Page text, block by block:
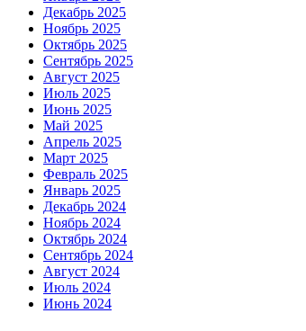
Декабрь 2025
Ноябрь 2025
Октябрь 2025
Сентябрь 2025
Август 2025
Июль 2025
Июнь 2025
Май 2025
Апрель 2025
Март 2025
Февраль 2025
Январь 2025
Декабрь 2024
Ноябрь 2024
Октябрь 2024
Сентябрь 2024
Август 2024
Июль 2024
Июнь 2024